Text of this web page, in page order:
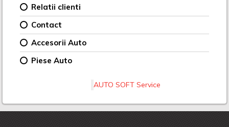
Relatii clienti
Contact
Accesorii Auto
Piese Auto
AUTO SOFT Service